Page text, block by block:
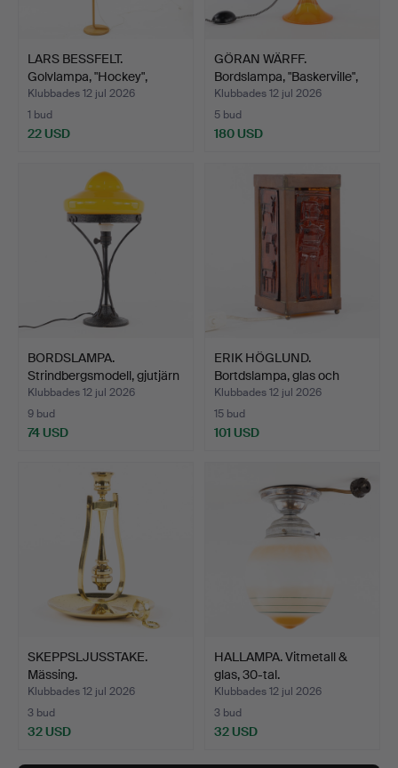
LARS BESSFELT.
Golvlampa, "Hockey",
Ateljé…
Klubbades 12 jul 2026
1 bud
22 USD
GÖRAN WÄRFF.
Bordslampa, "Baskerville",
Ko…
Klubbades 12 jul 2026
5 bud
180 USD
BORDSLAMPA.
Strindbergsmodell, gjutjärn
oc…
Klubbades 12 jul 2026
9 bud
74 USD
ERIK HÖGLUND.
Bortdslampa, glas och
koppar…
Klubbades 12 jul 2026
15 bud
101 USD
SKEPPSLJUSSTAKE.
Mässing.
Klubbades 12 jul 2026
3 bud
32 USD
HALLAMPA. Vitmetall &
glas, 30-tal.
Klubbades 12 jul 2026
3 bud
32 USD